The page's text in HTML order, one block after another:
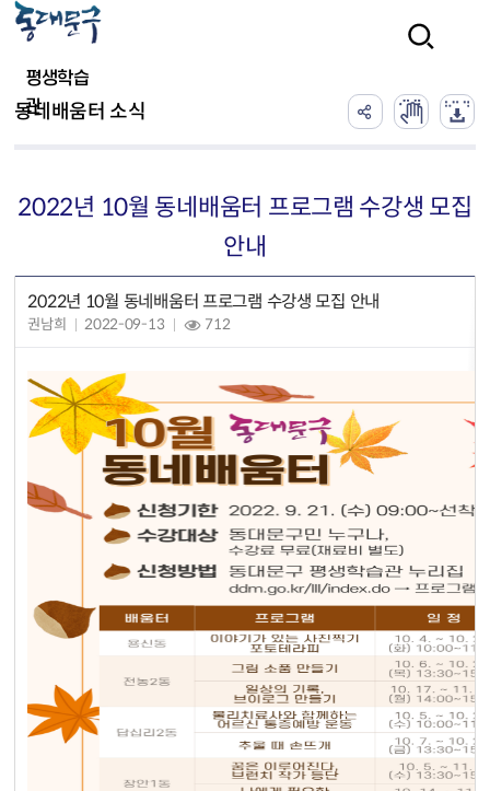
평생학습
관
동네배움터 소식
2022년 10월 동네배움터 프로그램 수강생 모집
안내
2022년 10월 동네배움터 프로그램 수강생 모집 안내
권남희 2022-09-13 712